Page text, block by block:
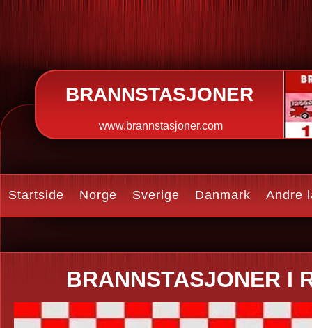
BRANNSTASJONER
www.brannstasjoner.com
Startside Norge Sverige Danmark Andre
BRANNSTASJONER I